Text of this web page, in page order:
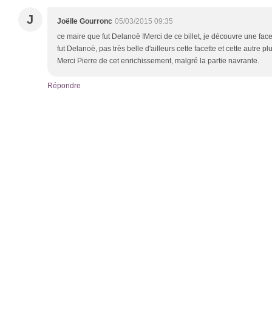
J Joëlle Gourronc 05/03/2015 09:35
ce maire que fut Delanoë !Merci de ce billet, je découvre une
fut Delanoë, pas très belle d'ailleurs cette facette et cette autre
Merci Pierre de cet enrichissement, malgré la partie navrante.
Répondre